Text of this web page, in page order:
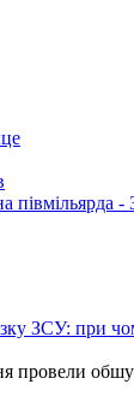
півмільярда -
ЗСУ: при
провели